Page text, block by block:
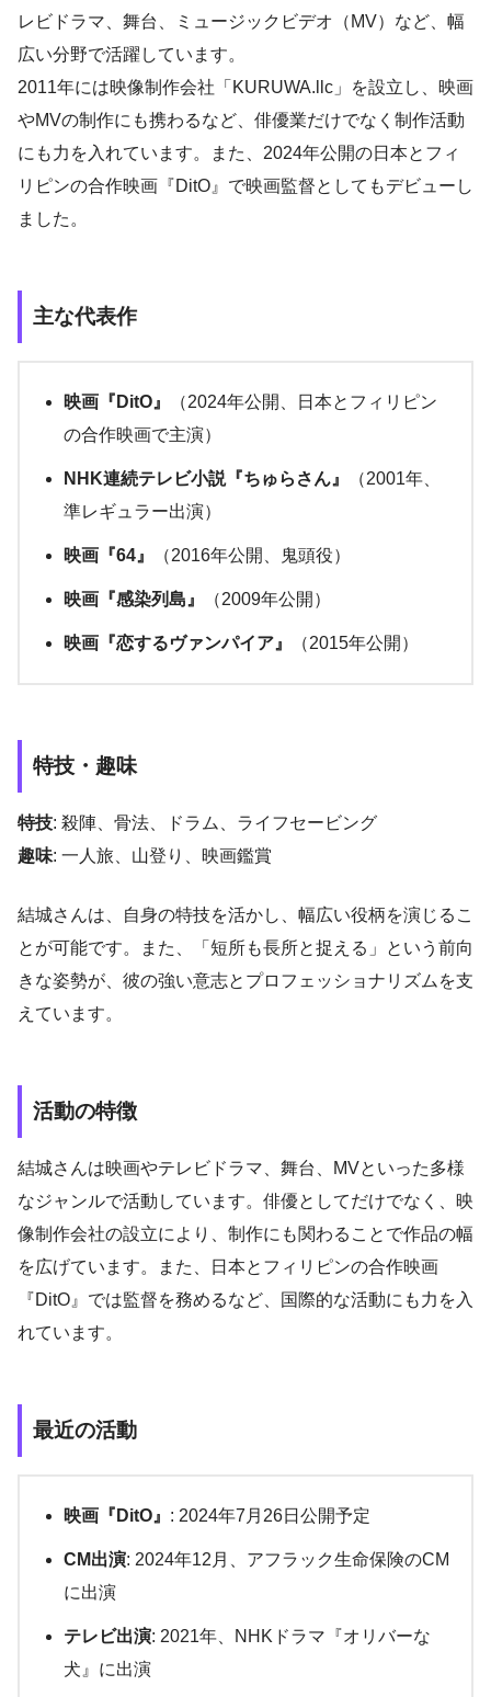
レビドラマ、舞台、ミュージックビデオ（MV）など、幅
広い分野で活躍しています。
2011年には映像制作会社「KURUWA.llc」を設立し、映画
やMVの制作にも携わるなど、俳優業だけでなく制作活動
にも力を入れています。また、2024年公開の日本とフィ
リピンの合作映画『DitO』で映画監督としてもデビューし
ました。
主な代表作
映画『DitO』
（2024年公開、日本とフィリピン
の合作映画で主演）
NHK連続テレビ小説『ちゅらさん』
（2001年、
準レギュラー出演）
映画『64』 （2016年公開、鬼頭役）
映画『感染列島』 （2009年公開）
映画『恋するヴァンパイア』 （2015年公開）
特技・趣味
特技: 殺陣、骨法、ドラム、ライフセービング
趣味: 一人旅、山登り、映画鑑賞
結城さんは、自身の特技を活かし、幅広い役柄を演じるこ
とが可能です。また、「短所も長所と捉える」という前向
きな姿勢が、彼の強い意志とプロフェッショナリズムを支
えています。
活動の特徴
結城さんは映画やテレビドラマ、舞台、MVといった多様
なジャンルで活動しています。俳優としてだけでなく、映
像制作会社の設立により、制作にも関わることで作品の幅
を広げています。また、日本とフィリピンの合作映画
『DitO』では監督を務めるなど、国際的な活動にも力を入
れています。
最近の活動
映画『DitO』 : 2024年7月26日公開予定
CM出演: 2024年12月、アフラック生命保険のCM
に出演
テレビ出演: 2021年、NHKドラマ『オリバーな
犬』に出演